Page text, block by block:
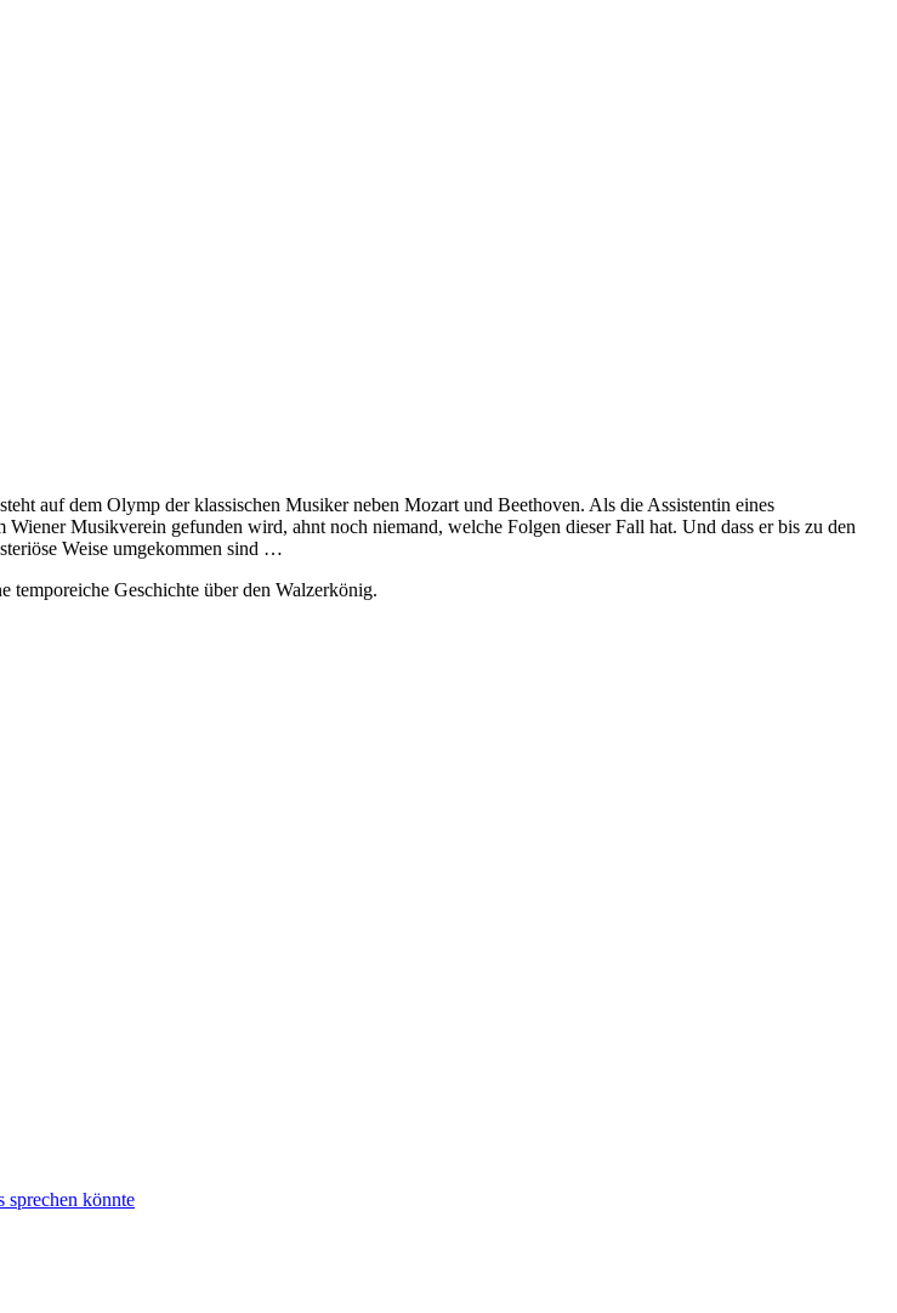
auf dem Olymp der klassischen Musiker neben Mozart und Beethoven. Als die Assistentin eines
Musikverein gefunden wird, ahnt noch niemand, welche Folgen dieser Fall hat. Und dass er bis zu den
Weise umgekommen sind …
Geschichte über den Walzerkönig.
sprechen könnte